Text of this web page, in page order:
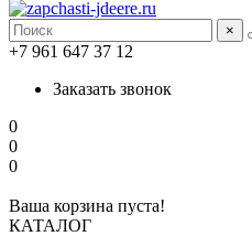
×
+7 961 647 37 12
Заказать звонок
0
0
0
Ваша корзина пуста!
КАТАЛОГ